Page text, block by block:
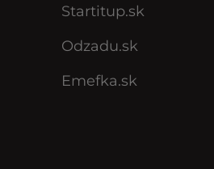
Startitup.sk
Odzadu.sk
Emefka.sk